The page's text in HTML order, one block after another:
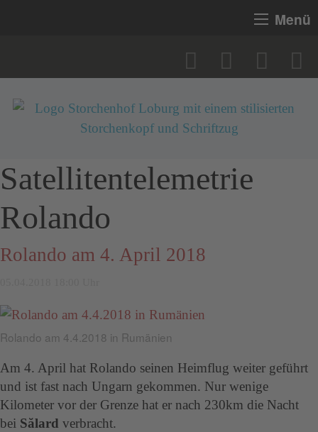
Menü
Satellitentelemetrie
Rolando
Rolando am 4. April 2018
Rolando am 4.4.2018 in Rumänien
Am 4. April hat Rolando seinen Heimflug weiter geführt
und ist fast nach Ungarn gekommen. Nur wenige
Kilometer vor der Grenze hat er nach 230km die Nacht
bei Sălard verbracht.